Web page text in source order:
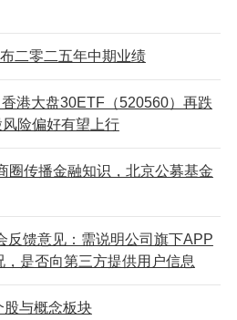
二零二五年中期业绩
港大盘30ETF（520560）再跌
险偏好有望上行
传播金融知识，北京公募基金
反馈意见：需说明公司旗下APP
是否向第三方提供用户信息
股与概念板块